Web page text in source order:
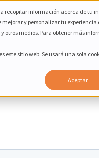
recopilar información acerca de tu
y personalizar tu
medios. Para obtener más
sitio web. Se usará una sola
Aceptar